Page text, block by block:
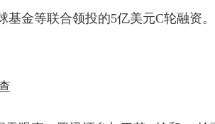
金等联合领投的5亿美元C轮融资。